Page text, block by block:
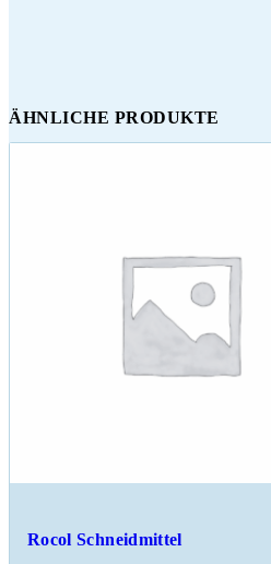
ÄHNLICHE PRODUKTE
Rocol Schneidmittel